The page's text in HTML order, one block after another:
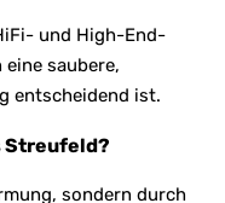
und High-End-
saubere,
entscheidend ist.
Streufeld?
sondern durch